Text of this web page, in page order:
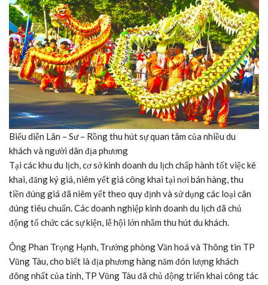
Biểu diễn Lân – Sư – Rồng thu hút sự quan tâm của nhiều du
khách và người dân địa phương
Tại các khu du lịch, cơ sở kinh doanh du lịch chấp hành tốt việc kê
khai, đăng ký giá, niêm yết giá công khai tại nơi bán hàng, thu
tiền đúng giá đã niêm yết theo quy định và sử dụng các loại cân
đúng tiêu chuẩn. Các doanh nghiệp kinh doanh du lịch đã chủ
động tổ chức các sự kiện, lễ hội lớn nhằm thu hút du khách.
Ông Phan Trọng Hạnh, Trưởng phòng Văn hoá và Thông tin TP
Vũng Tàu, cho biết là địa phương hàng năm đón lượng khách
đông nhất của tỉnh, TP Vũng Tàu đã chủ động triển khai công tác